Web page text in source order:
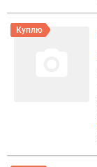
Куплю